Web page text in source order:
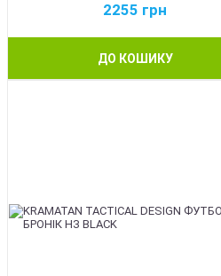
2255 грн
ДО КОШИКУ